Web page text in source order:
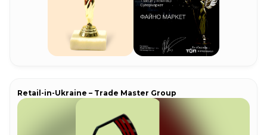
Retail-in-Ukraine – Trade Master Group